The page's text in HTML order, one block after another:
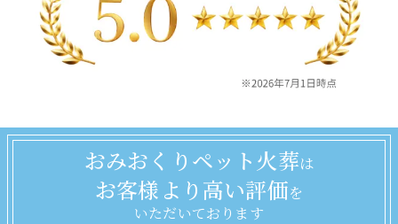
おみおくりペット火葬は
お客様より高い評価を
いただいております